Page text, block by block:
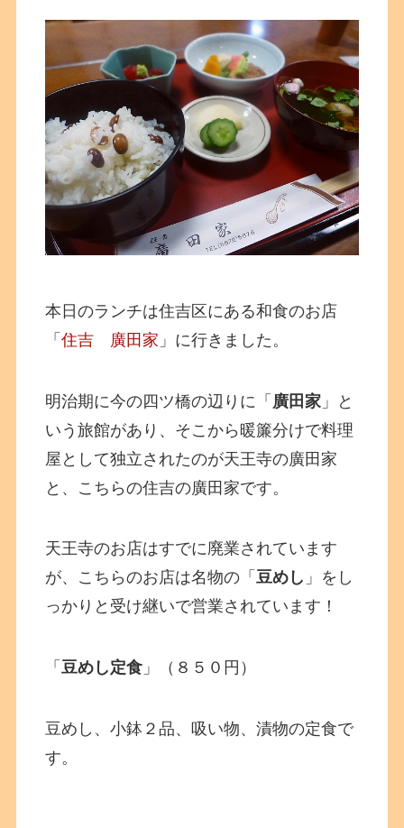
本日のランチは住吉区にある和食のお店
「住吉 廣田家 」に行きました。
明治期に今の四ツ橋の辺りに「 廣田家 」と
いう旅館があり、そこから暖簾分けで料理
屋として独立されたのが天王寺の廣田家
と、こちらの住吉の廣田家です。
天王寺のお店はすでに廃業されています
が、こちらのお店は名物の「豆めし 」をし
っかりと受け継いで営業されています！
「豆めし定食 」（８５０円）
豆めし、小鉢２品、吸い物、漬物の定食で
す。